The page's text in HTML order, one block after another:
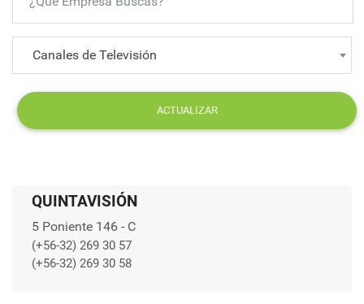
Canales de Televisión
ACTUALIZAR
QUINTAVISIÓN
5 Poniente 146 - C
(+56-32) 269 30 57
(+56-32) 269 30 58